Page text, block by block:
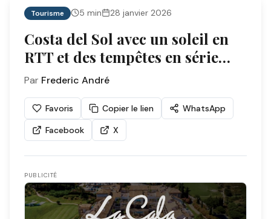
Tourisme 5 min 28 janvier 2026
Costa del Sol avec un soleil en
RTT et des tempêtes en série…
Par Frederic André
Favoris Copier le lien
WhatsApp
Facebook
X
PUBLICITÉ